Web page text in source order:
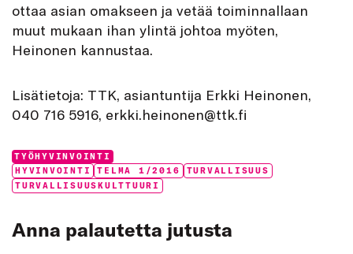
ottaa asian omakseen ja vetää toiminnallaan
muut mukaan ihan ylintä johtoa myöten,
Heinonen kannustaa.
Lisätietoja: TTK, asiantuntija Erkki Heinonen,
040 716 5916, erkki.heinonen@ttk.fi
Categories:
TYÖHYVINVOINTI
Tags:
HYVINVOINTI TELMA 1/2016
TURVALLISUUS
TURVALLISUUSKULTTUURI
Anna palautetta jutusta